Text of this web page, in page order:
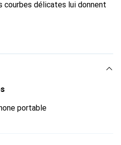
courbes délicates lui donnent
Reconnaître
sûr pour une clientèle
portable